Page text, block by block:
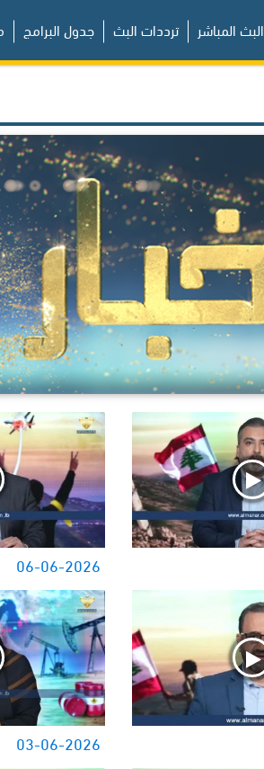
البث المباشر ترددات البث جدول البرامج
06-06-2026
03-06-2026